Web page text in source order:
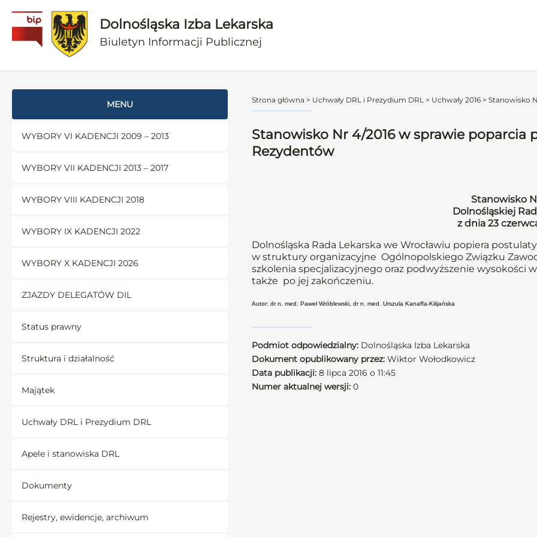
Dolnośląska Izba Lekarska
Biuletyn Informacji Publicznej
MENU
WYBORY VI KADENCJI 2009 – 2013
WYBORY VII KADENCJI 2013 – 2017
WYBORY VIII KADENCJI 2018
WYBORY IX KADENCJI 2022
WYBORY X KADENCJI 2026
ZJAZDY DELEGATÓW DIL
Status prawny
Struktura i działalność
Majątek
Uchwały DRL i Prezydium DRL
Apele i stanowiska DRL
Dokumenty
Rejestry, ewidencje, archiwum
Strona główna > Uchwały DRL i Prezydium DRL > Uchwały 2016 > Stanowisko
Stanowisko Nr 4/2016 w sprawie poparcia
Rezydentów
Stanowisko
Dolnośląskiej
z dnia 23
Dolnośląska Rada Lekarska we Wrocławiu popiera
w struktury organizacyjne Ogólnopolskiego Związku
szkolenia specjalizacyjnego oraz podwyższenie wysokości
także po jej zakończeniu.
Autor: dr n. med. Paweł Wróblewski, dr n. med. Urszula Kanaffa-Kilijańska
Podmiot odpowiedzialny: Dolnośląska Izba Lekarska
Dokument opublikowany przez: Wiktor Wołodkowicz
Data publikacji: 8 lipca 2016 o 11:45
Numer aktualnej wersji: 0